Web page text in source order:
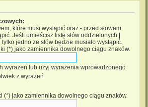
które musi wystąpić oraz - przed słowem,
Jeśli umieścisz listę słów oddzielonych
jedno ze słów będzie musiało wystąpić.
(*) jako zamiennika dowolnego ciągu znaków.
wyrażeń lub użyj wyrażenia wprowadzonego
z wyrażeń
(*) jako zamiennika dowolnego ciągu znaków.